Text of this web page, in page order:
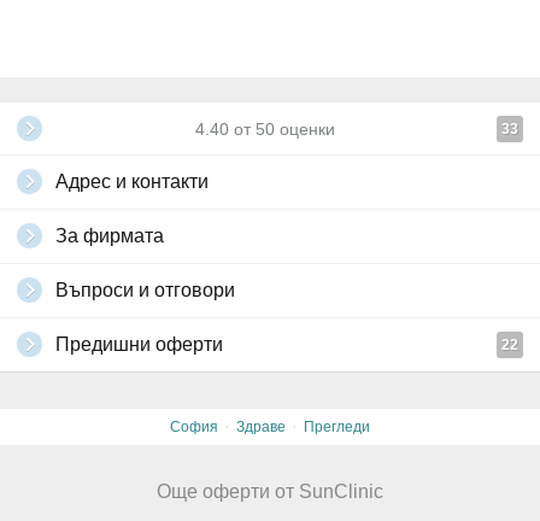
4.40 от 50 оценки 33
Адрес и контакти
За фирмата
Въпроси и отговори
Предишни оферти 22
София · Здраве · Прегледи
Още оферти от SunClinic